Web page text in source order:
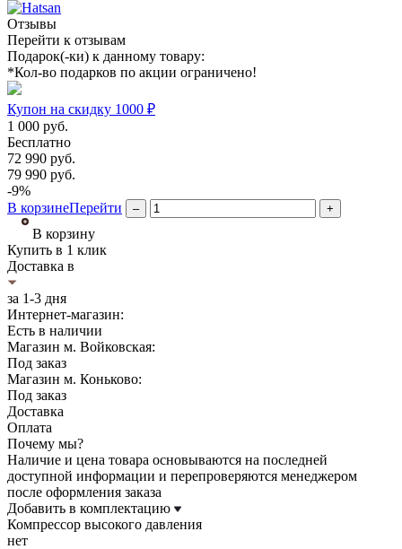
Отзывы
Перейти к отзывам
Подарок(-ки) к данному товару:
*Кол-во подарков по акции ограничено!
Купон на скидку 1000 ₽
1 000 руб.
Бесплатно
72 990 руб.
79 990 руб.
-9%
В корзинеПерейти – +
В корзину
Купить в 1 клик
Доставка в
за 1-3 дня
Интернет-магазин:
Есть в наличии
Магазин м. Войковская:
Под заказ
Магазин м. Коньково:
Под заказ
Доставка
Оплата
Почему мы?
Наличие и цена товара основываются на последней
доступной информации и перепроверяются менеджером
после оформления заказа
Добавить в комплектацию
Компрессор высокого давления
нет